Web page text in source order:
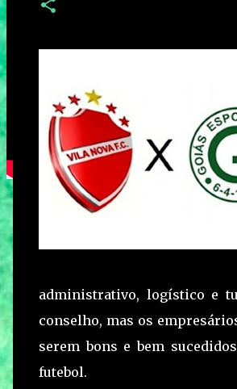
administrativo, logístico e
conselho, mas os
serem bons e bem
futebol.